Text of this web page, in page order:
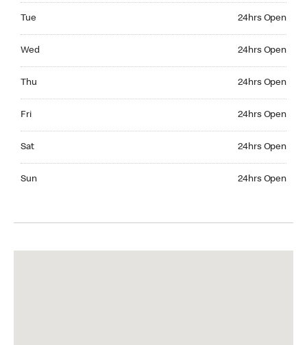
Tue 24hrs Open
Wed 24hrs Open
Thu 24hrs Open
Fri 24hrs Open
Sat 24hrs Open
Sun 24hrs Open